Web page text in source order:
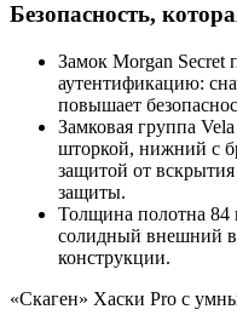
Безопасность,
Замок Morgan Secret
аутентификацию:
повышает
Замковая группа
шторкой, нижний с
защитой от
защиты.
Толщина полотна 84
солидный внешний
конструкции.
«Скаген» Хаски Pro с